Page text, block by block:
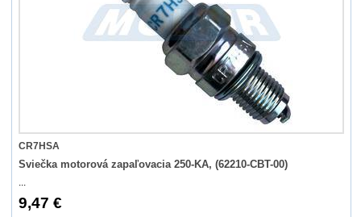
CR7HSA
Sviečka motorová zapaľovacia 250-KA, (62210-CBT-00)
...
9,47 €